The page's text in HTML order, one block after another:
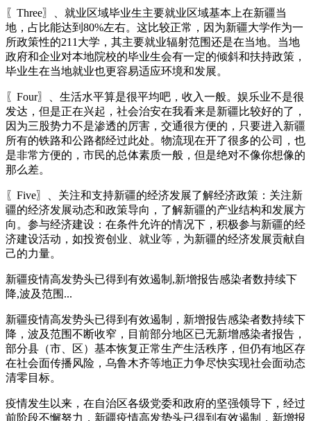
〖Three〗、就业区域毕业生主要就业区域基本上在新疆当
地，占比能达到80%左右。这比较正常，因为新疆大学作为一
所政策性的211大学，其主要就业辐射范围还是在当地。当地
政府和企业对本地院校的毕业生会有一定的倾斜和扶持政策，
毕业生在当地就业也更容易适应环境和发展。
〖Four〗、生活水平算是很平均吧，收入一般。娱乐业不是很
发达，但是正在兴起，社会治安在我看来是新疆比较好的了，
因为三股势力不是渗透的厉害，交通很方便的，只要进入新疆
所有的铁路和公路都经过此处。物流现在开了很多的公司，也
是非常方便的，市民的总体素质一般，但是绝对不像你想像的
那么差。
〖Five〗、关注和支持新疆的经济发展了解经济政策：关注新
疆的经济发展动态和政策导向，了解新疆的产业结构和发展方
向。参与经济建设：在条件允许的情况下，积极参与新疆的经
济建设活动，如投资创业、就业等，为新疆的经济发展贡献自
己的力量。
新疆疫情高发势头已得到有效遏制,新增报告感染者数持续下
降,波及范围...
新疆疫情高发势头已得到有效遏制，新增报告感染者数持续下
降，波及范围不断收窄，目前部分地区已无新增感染者报告，
部分县（市、区）基本恢复正常生产生活秩序，但仍有地区存
在社会面传播风险，乌鲁木齐等地正力争尽快实现社会面动态
清零目标。
疫情发生以来，在自治区各级党委和政府的坚强领导下，经过
前阶段不懈努力，新疆疫情高发势头已得到有效遏制，新增报